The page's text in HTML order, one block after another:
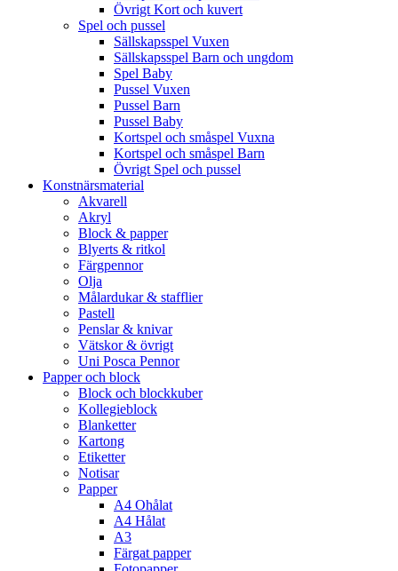
Övrigt Kort och kuvert
Spel och pussel
Sällskapsspel Vuxen
Sällskapsspel Barn och ungdom
Spel Baby
Pussel Vuxen
Pussel Barn
Pussel Baby
Kortspel och småspel Vuxna
Kortspel och småspel Barn
Övrigt Spel och pussel
Konstnärsmaterial
Akvarell
Akryl
Block & papper
Blyerts & ritkol
Färgpennor
Olja
Målardukar & stafflier
Pastell
Penslar & knivar
Vätskor & övrigt
Uni Posca Pennor
Papper och block
Block och blockkuber
Kollegieblock
Blanketter
Kartong
Etiketter
Notisar
Papper
A4 Ohålat
A4 Hålat
A3
Färgat papper